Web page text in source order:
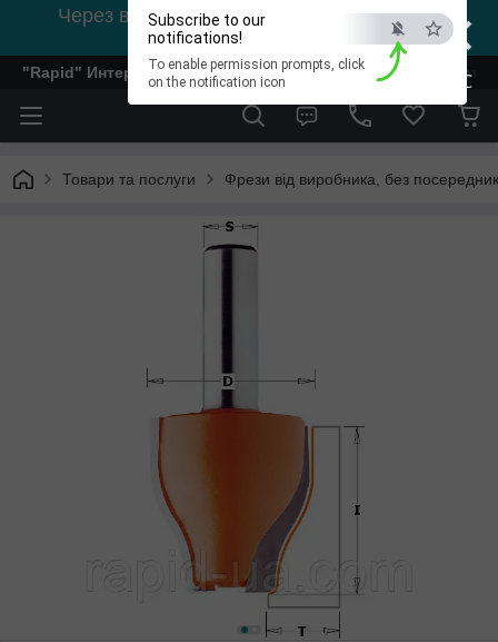
×
ESC
Subscribe to our
notifications!
To enable permission prompts, click
on the notification icon
Через відсутність світла, зв'язок на viber
0978002056
"Rapid" Интернет-магазин деревообрабатывающего
Товари та послуги Фрези від виробника, без